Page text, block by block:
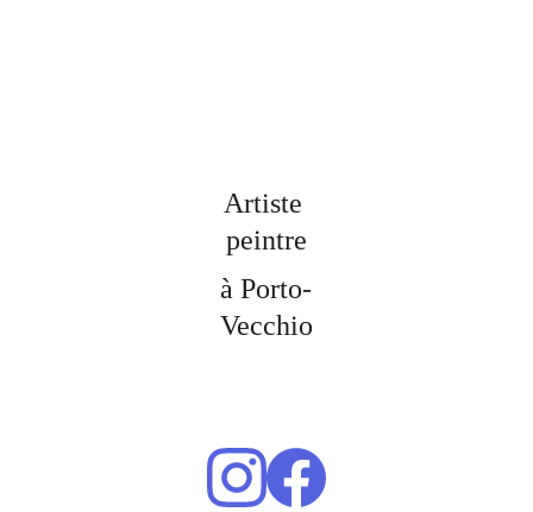
Artiste
peintre
à Porto-
Vecchio